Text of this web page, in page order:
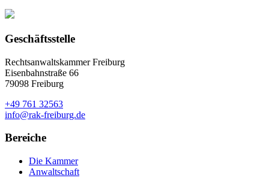
Geschäftsstelle
Rechtsanwaltskammer Freiburg
Eisenbahnstraße 66
79098 Freiburg
+49 761 32563
info@rak-freiburg.de
Bereiche
Die Kammer
Anwaltschaft